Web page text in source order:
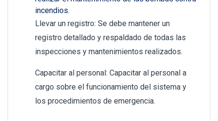
incendios.
Llevar un registro: Se debe mantener un
registro detallado y respaldado de todas las
inspecciones y mantenimientos realizados.
Capacitar al personal: Capacitar al personal a
cargo sobre el funcionamiento del sistema y
los procedimientos de emergencia.